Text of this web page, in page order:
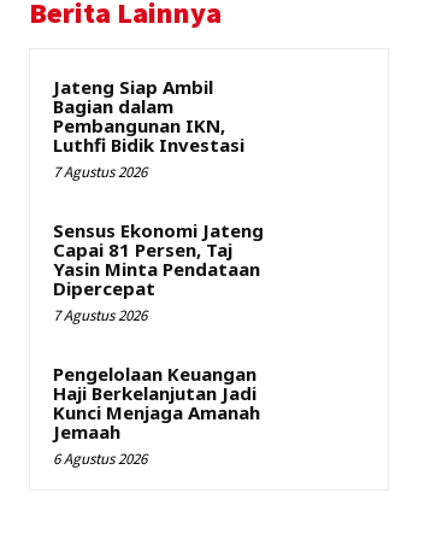
Berita Lainnya
Jateng Siap Ambil
Bagian dalam
Pembangunan IKN,
Luthfi Bidik Investasi
7 Agustus 2026
Sensus Ekonomi Jateng
Capai 81 Persen, Taj
Yasin Minta Pendataan
Dipercepat
7 Agustus 2026
Pengelolaan Keuangan
Haji Berkelanjutan Jadi
Kunci Menjaga Amanah
Jemaah
6 Agustus 2026